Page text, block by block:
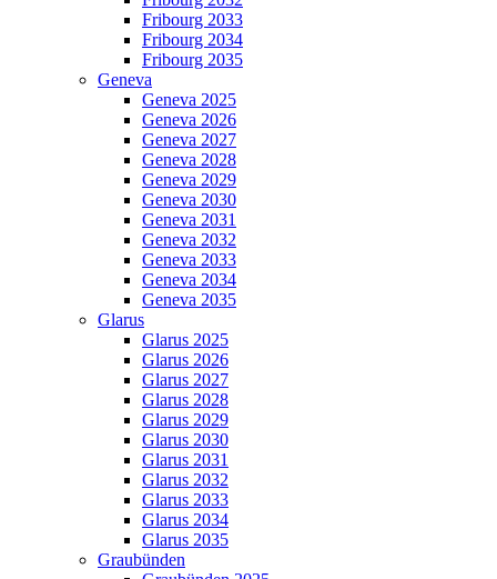
Fribourg 2033
Fribourg 2034
Fribourg 2035
Geneva
Geneva 2025
Geneva 2026
Geneva 2027
Geneva 2028
Geneva 2029
Geneva 2030
Geneva 2031
Geneva 2032
Geneva 2033
Geneva 2034
Geneva 2035
Glarus
Glarus 2025
Glarus 2026
Glarus 2027
Glarus 2028
Glarus 2029
Glarus 2030
Glarus 2031
Glarus 2032
Glarus 2033
Glarus 2034
Glarus 2035
Graubünden